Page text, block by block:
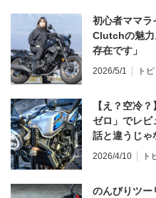
初心者ママ
Clutchの魅力
存在です」
2026/5/1 ト
【え？空冷
ゼロ」でレ
話と違うじ
てならず／
2026/4/10 ト
のんびりツー